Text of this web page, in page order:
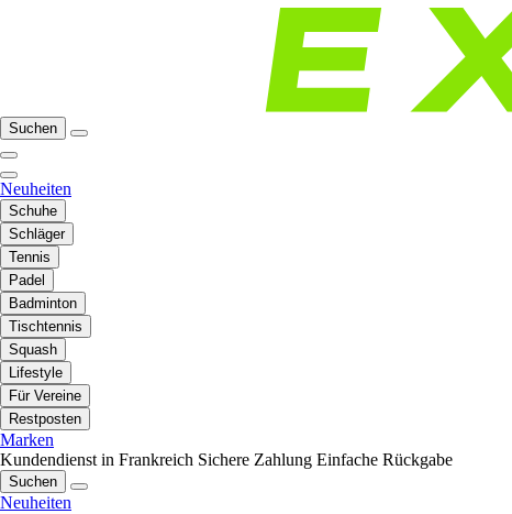
Suchen
Neuheiten
Schuhe
Schläger
Tennis
Padel
Badminton
Tischtennis
Squash
Lifestyle
Für Vereine
Restposten
Marken
Kundendienst in Frankreich Sichere Zahlung Einfache Rückgabe
Suchen
Neuheiten